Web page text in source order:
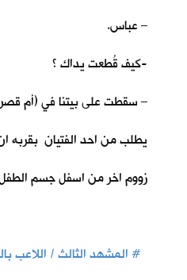
– عباس.
-كيف قُطعت يداك ؟
– سقطت على بيتنا في (أم
يطلب من احد الفتيان بقربه
زووم اخر من اسفل جسم
# المشهد الثالث / اللاعب